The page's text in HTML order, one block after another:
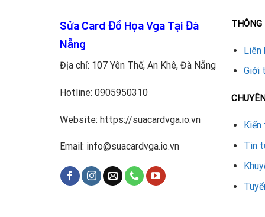
Việc thay IC nguồn cần được thực hiện bởi kỹ
Kiểm tra và xác định chính xác tình trạng hỏng
Tháo IC nguồn lỗi bằng máy khò nhiệt.
Vệ sinh bo mạch, chuẩn bị cho việc lắp IC mới.
Lắp IC nguồn chính hãng, đúng kỹ thuật.
Sửa Card Đồ Họa Vga Tại Đà
Nẵng
Địa chỉ: 107 Yên Thế, An Khê, Đà Nẵng
Hotline: 0905950310
Website: https://suacardvga.io.vn
Email: info@suacardvga.io.vn
THÔNG
Liên
Giới
Tin